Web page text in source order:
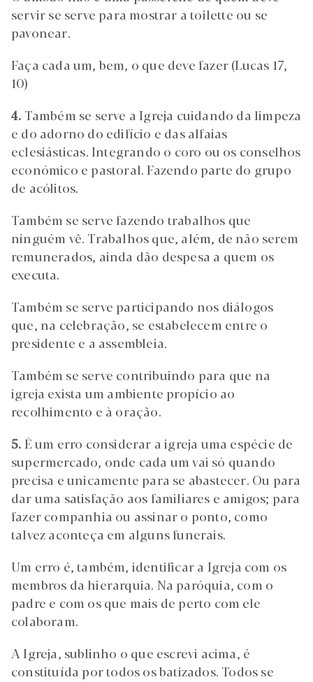
servir se serve para mostrar a toilette ou se
pavonear.
Faça cada um, bem, o que deve fazer (Lucas 17,
10)
4. Também se serve a Igreja cuidando da limpeza
e do adorno do edifício e das alfaias
eclesiásticas. Integrando o coro ou os conselhos
económico e pastoral. Fazendo parte do grupo
de acólitos.
Também se serve fazendo trabalhos que
ninguém vê. Trabalhos que, além, de não serem
remunerados, ainda dão despesa a quem os
executa.
Também se serve participando nos diálogos
que, na celebração, se estabelecem entre o
presidente e a assembleia.
Também se serve contribuindo para que na
igreja exista um ambiente propício ao
recolhimento e à oração.
5. É um erro considerar a igreja uma espécie de
supermercado, onde cada um vai só quando
precisa e unicamente para se abastecer. Ou para
dar uma satisfação aos familiares e amigos; para
fazer companhia ou assinar o ponto, como
talvez aconteça em alguns funerais.
Um erro é, também, identificar a Igreja com os
membros da hierarquia. Na paróquia, com o
padre e com os que mais de perto com ele
colaboram.
A Igreja, sublinho o que escrevi acima, é
constituída por todos os batizados. Todos se